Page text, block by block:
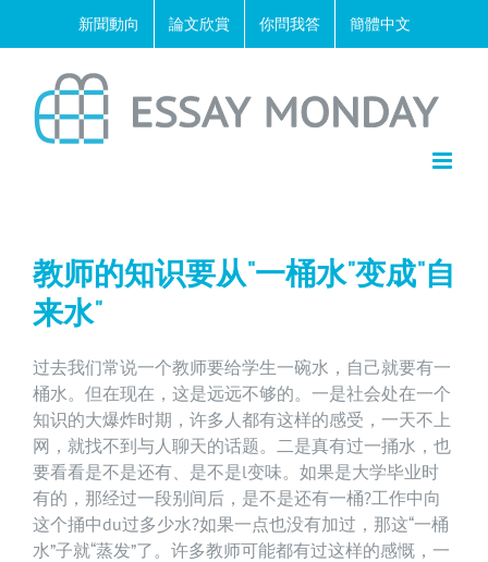
新聞動向 論文欣賞 你問我答 簡體中文
教师的知识要从“一桶水”变成“自
来水”
过去我们常说一个教师要给学生一碗水，自己就要有一
桶水。但在现在，这是远远不够的。一是社会处在一个
知识的大爆炸时期，许多人都有这样的感受，一天不上
网，就找不到与人聊天的话题。二是真有过一捅水，也
要看看是不是还有、是不是l变味。如果是大学毕业时
有的，那经过一段别间后，是不是还有一桶?工作中向
这个捅中du过多少水?如果一点也没有加过，那这“一桶
水”子就“蒸发”了。许多教师可能都有过这样的感慨，一